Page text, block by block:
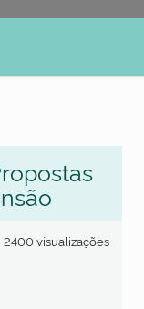
2400 visualizações